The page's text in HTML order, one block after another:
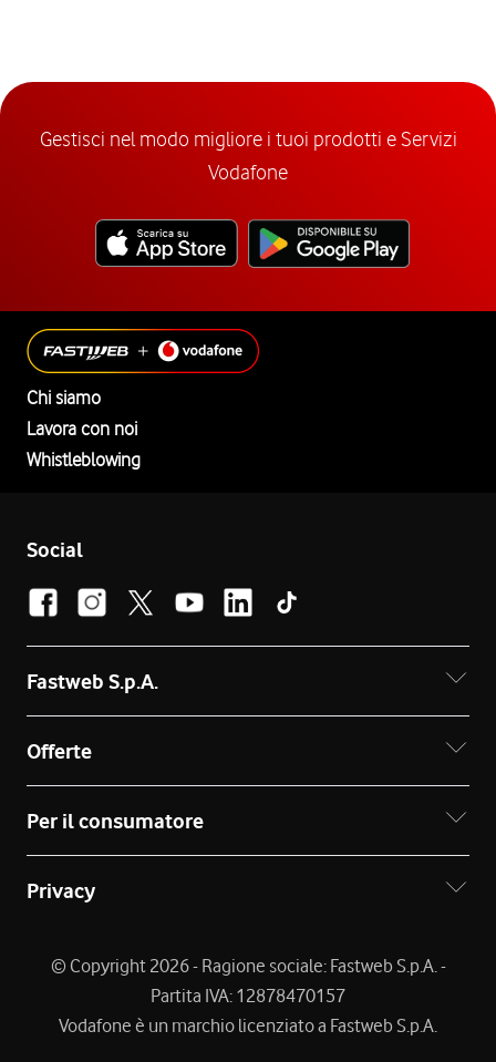
Gestisci nel modo migliore i tuoi prodotti e Servizi
Vodafone
Chi siamo
Lavora con noi
Whistleblowing
Social
Fastweb S.p.A.
Offerte
Per il consumatore
Privacy
© Copyright 2026 - Ragione sociale: Fastweb S.p.A. -
Partita IVA: 12878470157
Vodafone è un marchio licenziato a Fastweb S.p.A.